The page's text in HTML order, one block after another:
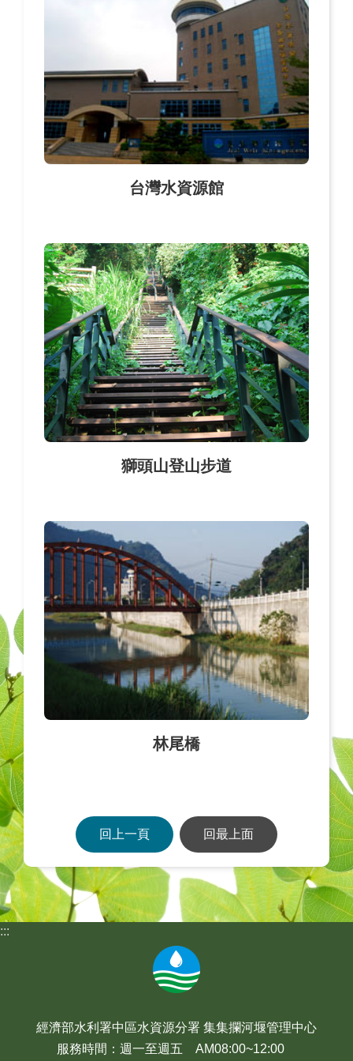
台灣水資源館
獅頭山登山步道
林尾橋
回上一頁 回最上面
:::
經濟部水利署中區水資源分署 集集攔河堰管理中心
服務時間：週一至週五 AM08:00~12:00